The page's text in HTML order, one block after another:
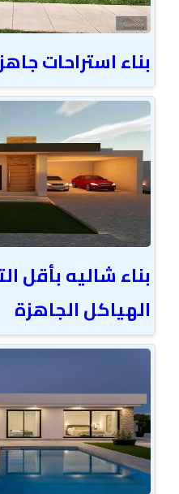
بناء استراحات
بناء شاليه بأقل
الهياكل الجاهزة